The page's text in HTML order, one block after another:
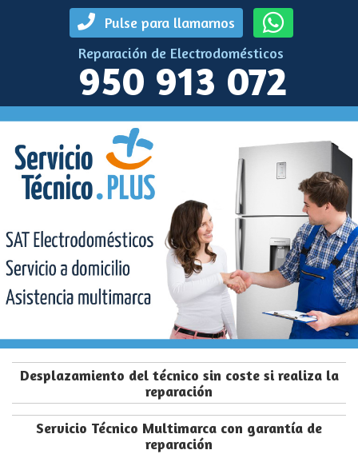
Pulse para llamarnos
Reparación de Electrodomésticos
950 913 072
Desplazamiento del técnico sin coste si realiza la
reparación
Servicio Técnico Multimarca con garantía de
reparación